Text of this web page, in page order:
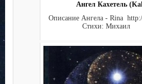
Ангел Кахетель
Описание Ангела - Rina
Стихи: Михаил